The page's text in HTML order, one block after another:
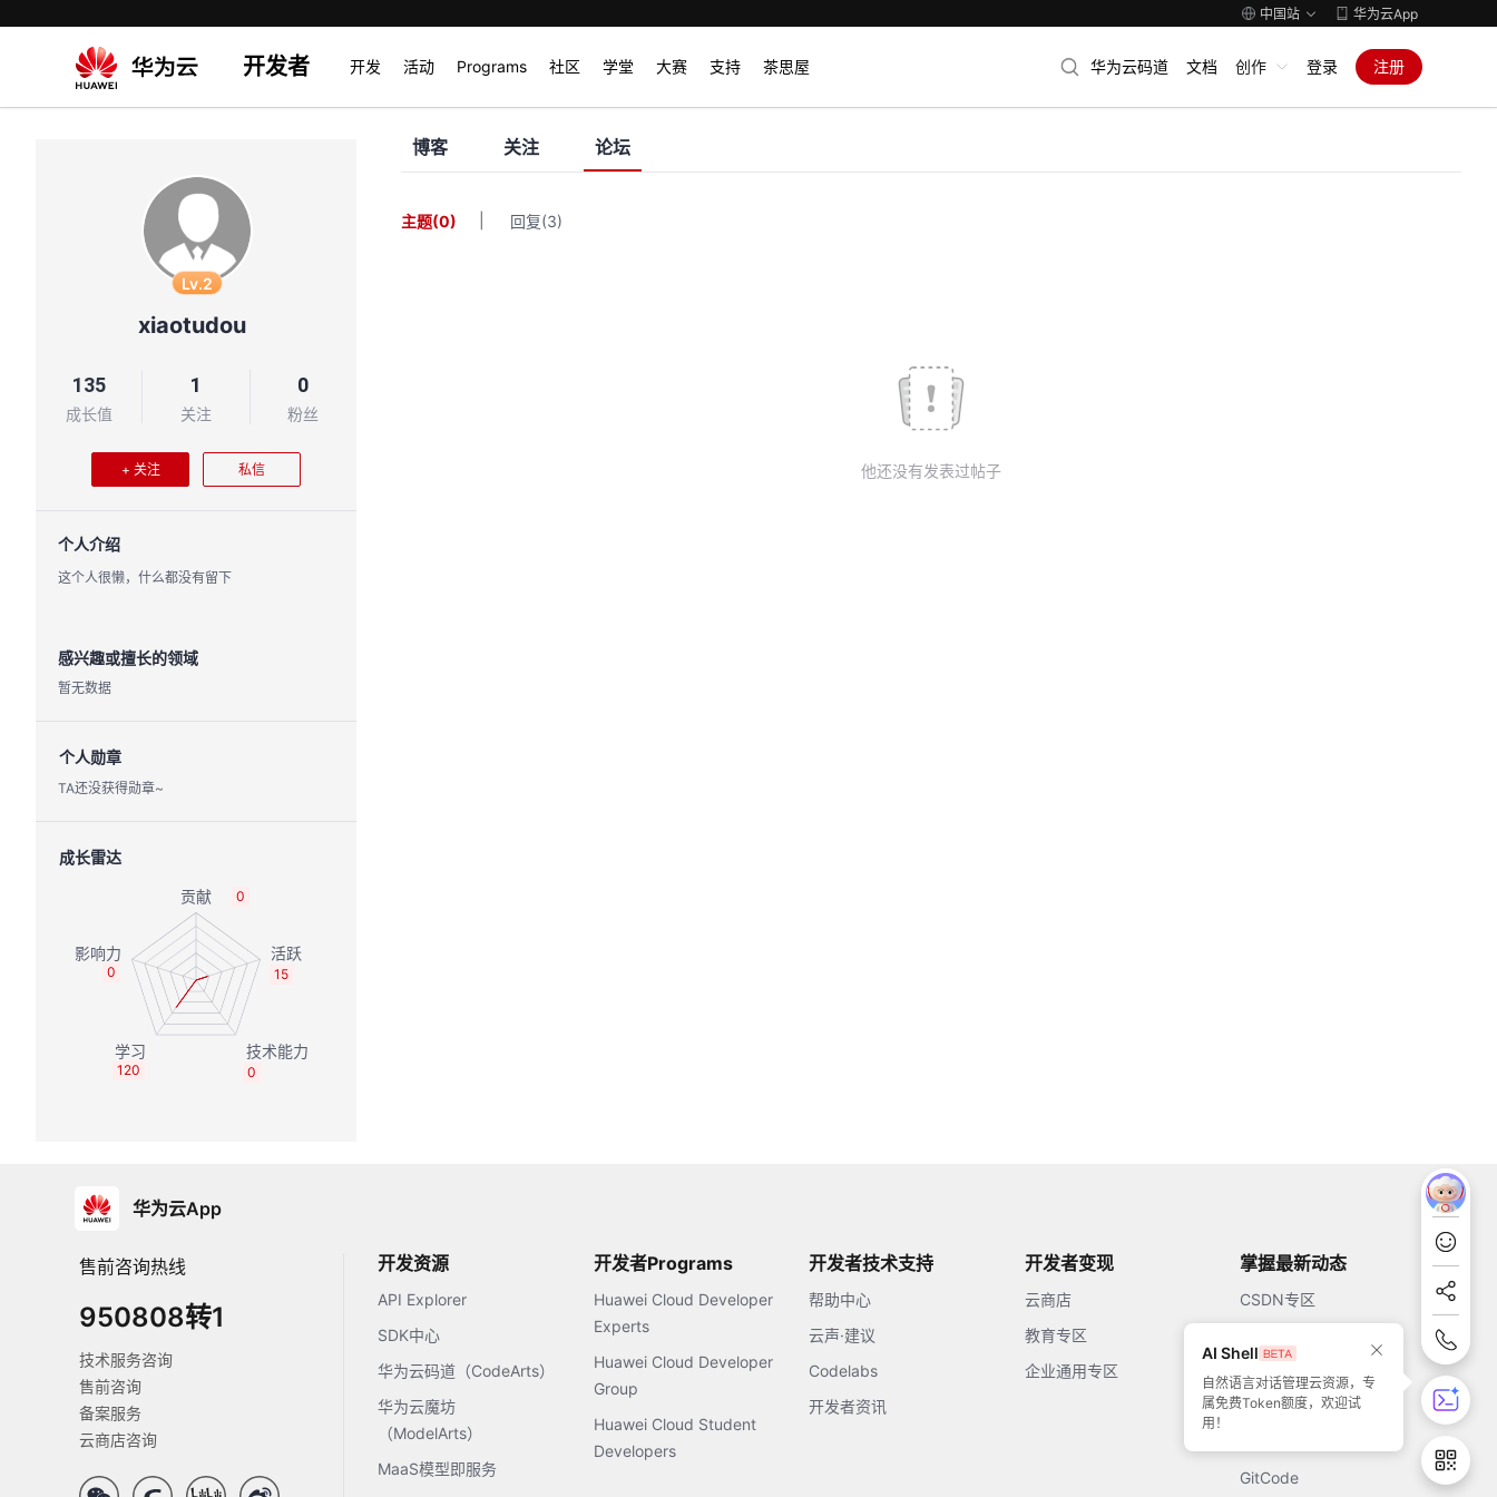
中国站 华为云App
开发者 开发 活动 Programs 社区 学堂 大赛 支持 茶思屋 华为云码道 文档 创作 登录 注册
AI Shell
自然语言对话管理云资源，专
属免费Token额度，欢迎试
用！
Lv.2
xiaotudou
135
成长值
1
关注
0
粉丝
+ 关注 私信
个人介绍
这个人很懒，什么都没有留下
感兴趣或擅长的领域
暂无数据
个人勋章
TA还没获得勋章~
成长雷达
0
15
0
120
0
博客 关注 论坛
主题(0) 回复(3)
他还没有发表过帖子
华为云App
售前咨询热线
950808转1
技术服务咨询
售前咨询
备案服务
云商店咨询
开发资源
API Explorer
SDK中心
华为云码道（CodeArts）
华为云魔坊
（ModelArts）
MaaS模型即服务
开发者Programs
Huawei Cloud Developer
Experts
Huawei Cloud Developer
Group
Huawei Cloud Student
Developers
开发者技术支持
帮助中心
云声·建议
Codelabs
开发者资讯
开发者变现
云商店
教育专区
企业通用专区
掌握最新动态
CSDN专区
51CTO
GitCode